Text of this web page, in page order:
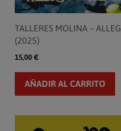
TALLERES MOLINA –
(2025)
15,00 €
AÑADIR AL CARRITO